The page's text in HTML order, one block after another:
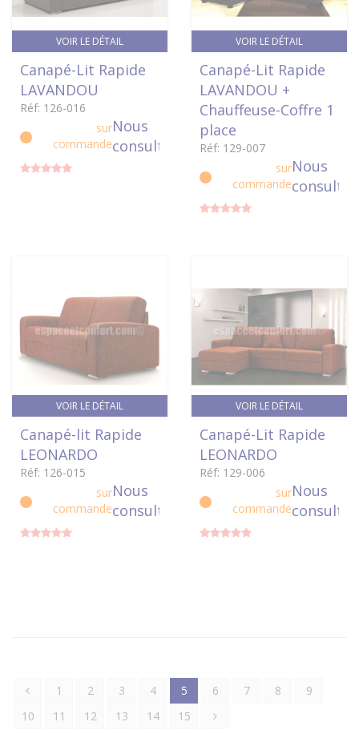
VOIR LE DÉTAIL
Canapé-Lit Rapide
LAVANDOU
Réf: 126-016
sur
commande
Nous
consulter
VOIR LE DÉTAIL
Canapé-Lit Rapide
LAVANDOU +
Chauffeuse-Coffre 1
place
Réf: 129-007
sur
commande
Nous
consulter
VOIR LE DÉTAIL
Canapé-lit Rapide
LEONARDO
Réf: 126-015
sur
commande
Nous
consulter
VOIR LE DÉTAIL
Canapé-Lit Rapide
LEONARDO
Réf: 129-006
sur
commande
Nous
consulter
1 2 3 4 5 6 7 8
9
10
11 12 13 14 15